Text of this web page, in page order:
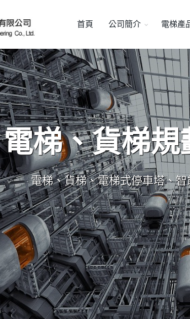
首頁 公司簡介 電梯產
電梯、貨梯
電梯、貨梯、電梯式停車塔、